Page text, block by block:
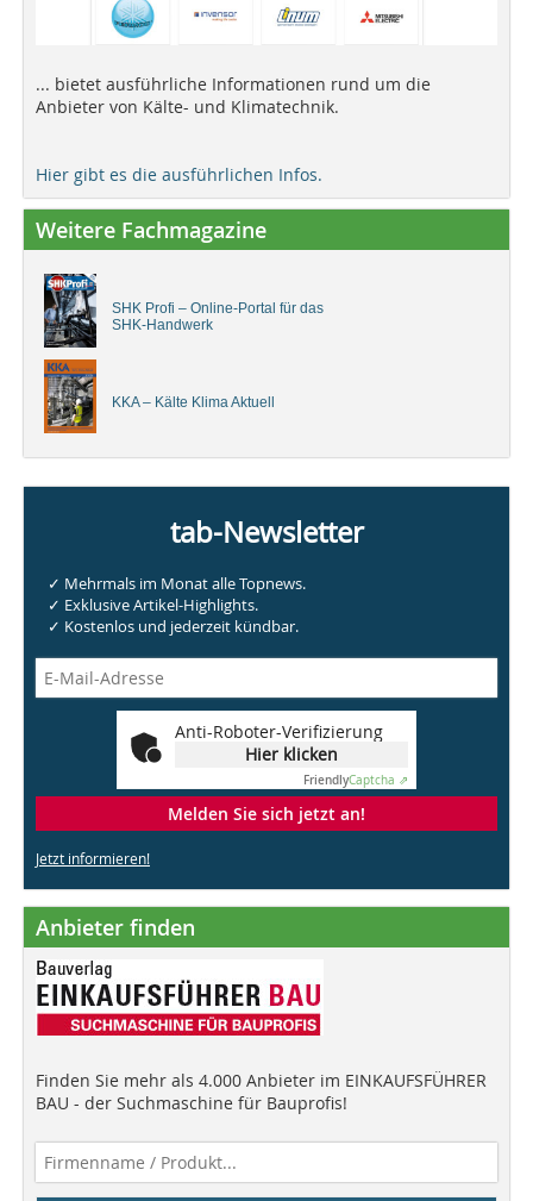
... bietet ausführliche Informationen rund um die
Anbieter von Kälte- und Klimatechnik.
Hier gibt es die ausführlichen Infos.
Weitere Fachmagazine
SHK Profi – Online-Portal für das
SHK-Handwerk
KKA – Kälte Klima Aktuell
tab-Newsletter
✓ Mehrmals im Monat alle Topnews.
✓ Exklusive Artikel-Highlights.
✓ Kostenlos und jederzeit kündbar.
Anti-Roboter-Verifizierung
Hier klicken
FriendlyCaptcha ⇗
Melden Sie sich jetzt an!
Jetzt informieren!
Anbieter finden
Finden Sie mehr als 4.000 Anbieter im EINKAUFSFÜHRER
BAU - der Suchmaschine für Bauprofis!